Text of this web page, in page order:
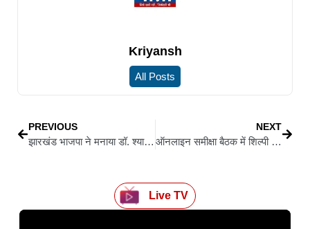
Kriyansh
All Posts
PREVIOUS
झारखंड भाजपा ने मनाया डॉ. श्यामा प्रसाद मुखर्जी का बलिदान दिवस, राष्ट्र एकता के लिए योगदान को किया याद
NEXT
ऑनलाइन समीक्षा बैठक में शिल्पी नेहा तिर्की ने उठाया अलनीनो प्रभावित जिलों का मुद्दा, केंद्र से किसानों के लिए विशेष पैकेज की मांग
Live TV